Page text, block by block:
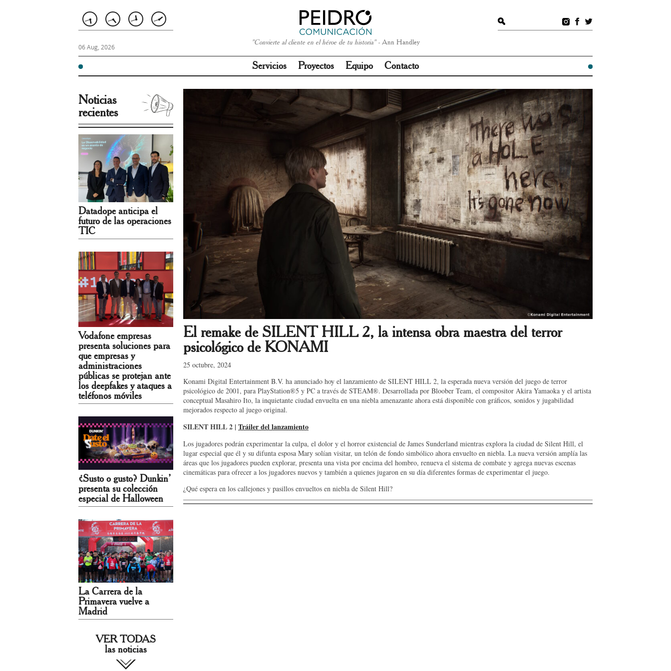
06 Aug, 2026
"Convierte al cliente en el héroe de tu historia" - Ann Handley
Servicios Proyectos Equipo Contacto
Noticias
recientes
Datadope anticipa el
futuro de las operaciones
TIC
Vodafone empresas
presenta soluciones para
que empresas y
administraciones
públicas se protejan ante
los deepfakes y ataques a
teléfonos móviles
¿Susto o gusto? Dunkin’
presenta su colección
especial de Halloween
La Carrera de la
Primavera vuelve a
Madrid
VER TODAS
las noticias
El remake de SILENT HILL 2, la intensa obra maestra del terror
psicológico de KONAMI
25 octubre, 2024
Konami Digital Entertainment B.V. ha anunciado hoy el lanzamiento de SILENT HILL 2, la esperada nueva versión del juego de terror
psicológico de 2001, para PlayStation®5 y PC a través de STEAM®. Desarrollada por Bloober Team, el compositor Akira Yamaoka y el artista
conceptual Masahiro Ito, la inquietante ciudad envuelta en una niebla amenazante ahora está disponible con gráficos, sonidos y jugabilidad
mejorados respecto al juego original.
SILENT HILL 2 |Tráiler del lanzamiento
Los jugadores podrán experimentar la culpa, el dolor y el horror existencial de James Sunderland mientras explora la ciudad de Silent Hill, el
lugar especial que él y su difunta esposa Mary solían visitar, un telón de fondo simbólico ahora envuelto en niebla. La nueva versión amplía las
áreas que los jugadores pueden explorar, presenta una vista por encima del hombro, renueva el sistema de combate y agrega nuevas escenas
cinemáticas para ofrecer a los jugadores nuevos y también a quienes jugaron en su día diferentes formas de experimentar el juego.
¿Qué espera en los callejones y pasillos envueltos en niebla de Silent Hill?